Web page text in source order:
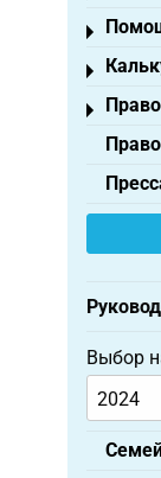
Toggle
Toggle
Toggle
Выбор